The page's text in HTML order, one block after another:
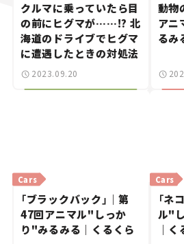
クルマに乗っていたら目
の前にヒグマが……!? 北
海道のドライブでヒグマ
に遭遇したときの対処法
2023.09.20
動物
アニ
るみ
Cars
「ブラックバック」｜第
47回アニマル"しっか
り"みるみる｜くるくら
Cars
「ネ
ル"
｜